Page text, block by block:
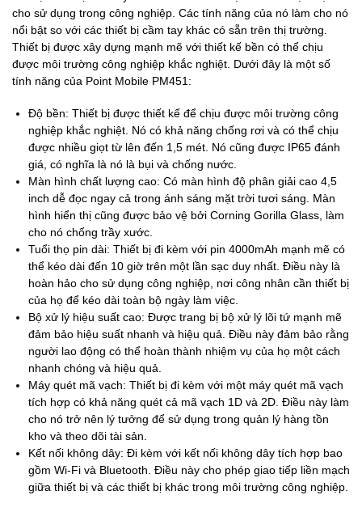
cho sử dụng trong công nghiệp. Các tính năng của nó làm cho nó
nổi bật so với các thiết bị cầm tay khác có sẵn trên thị trường.
Thiết bị được xây dựng mạnh mẽ với thiết kế bền có thể chịu
được môi trường công nghiệp khắc nghiệt. Dưới đây là một số
tính năng của Point Mobile PM451:
Độ bền: Thiết bị được thiết kế để chịu được môi trường công
nghiệp khắc nghiệt. Nó có khả năng chống rơi và có thể chịu
được nhiều giọt từ lên đến 1,5 mét. Nó cũng được IP65 đánh
giá, có nghĩa là nó là bụi và chống nước.
Màn hình chất lượng cao: Có màn hình độ phân giải cao 4,5
inch dễ đọc ngay cả trong ánh sáng mặt trời tươi sáng. Màn
hình hiển thị cũng được bảo vệ bởi Corning Gorilla Glass, làm
cho nó chống trầy xước.
Tuổi thọ pin dài: Thiết bị đi kèm với pin 4000mAh mạnh mẽ có
thể kéo dài đến 10 giờ trên một lần sạc duy nhất. Điều này là
hoàn hảo cho sử dụng công nghiệp, nơi công nhân cần thiết bị
của họ để kéo dài toàn bộ ngày làm việc.
Bộ xử lý hiệu suất cao: Được trang bị bộ xử lý lõi tứ mạnh mẽ
đảm bảo hiệu suất nhanh và hiệu quả. Điều này đảm bảo rằng
người lao động có thể hoàn thành nhiệm vụ của họ một cách
nhanh chóng và hiệu quả.
Máy quét mã vạch: Thiết bị đi kèm với một máy quét mã vạch
tích hợp có khả năng quét cả mã vạch 1D và 2D. Điều này làm
cho nó trở nên lý tưởng để sử dụng trong quản lý hàng tồn
kho và theo dõi tài sản.
Kết nối không dây: Đi kèm với kết nối không dây tích hợp bao
gồm Wi-Fi và Bluetooth. Điều này cho phép giao tiếp liền mạch
giữa thiết bị và các thiết bị khác trong môi trường công nghiệp.